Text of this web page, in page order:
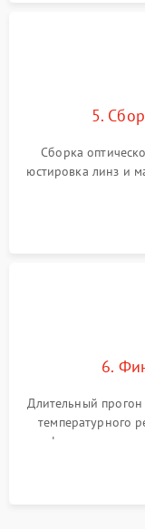
5.
Сборка
юстировка линз и
и устранения
шлейфов,
6.
Длительный
температурного
фокуса,
таблицах.